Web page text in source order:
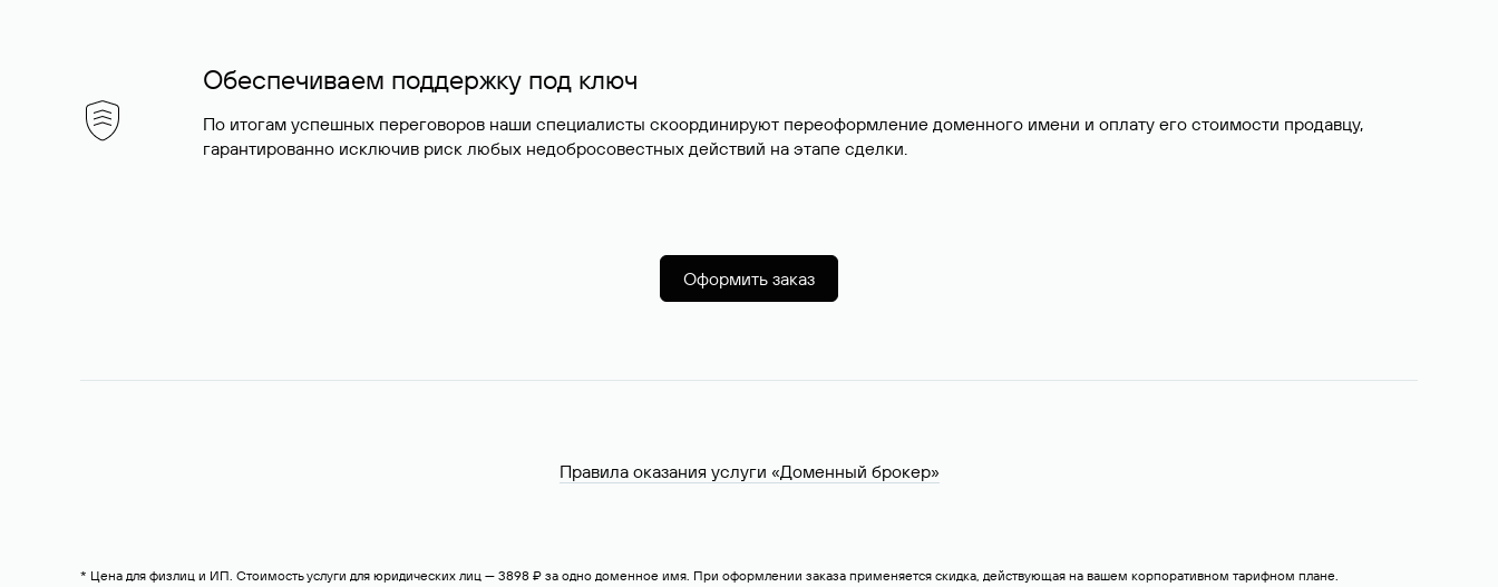
Обеспечиваем поддержку под ключ
По итогам успешных переговоров наши специалисты скоординируют переоформление доменного имени и оплату его стоимости продавцу,
гарантированно исключив риск любых недобросовестных действий на этапе сделки.
Оформить заказ
Правила оказания услуги «Доменный брокер»
* Цена для физлиц и ИП. Стоимость услуги для юридических лиц — 3898 ₽ за одно доменное имя. При оформлении заказа применяется скидка, действующая на вашем корпоративном тарифном плане.